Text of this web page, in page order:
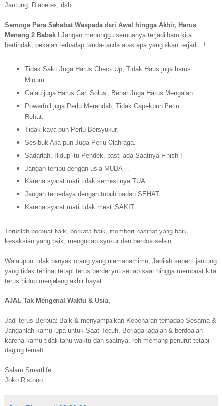
Jantung, Diabetes, dsb .
Semoga Para Sahabat Waspada dari Awal hingga Akhir, Harus
Menang 2 Babak ! Jangan menunggu semuanya terjadi baru kita
bertindak, pekalah terhadap tanda-tanda atas apa yang akan terjadi...!
Tidak Sakit Juga Harus Check Up, Tidak Haus juga harus
Minum.
Galau juga Harus Cari Solusi, Benar Juga Harus Mengalah.
Powerfull juga Perlu Merendah, Tidak Capekpun Perlu
Rehat.
Tidak kaya pun Perlu Bersyukur,
Sesibuk Apa pun Juga Perlu Olahraga.
Sadarlah, Hidup itu Pendek, pasti ada Saatnya Finish !
Jangan tertipu dengan usia MUDA…
Karena syarat mati tidak semestinya TUA…
Jangan terpedaya dengan tubuh badan SEHAT…
Karena syarat mati tidak mesti SAKIT.
Teruslah berbuat baik, berkata baik, memberi nasihat yang baik,
kesaksian yang baik, mengucap syukur dan berdoa selalu.
Walaupun tidak banyak orang yang memahamimu, Jadilah seperti jantung
yang tidak terlihat tetapi terus berdenyut setiap saat hingga membuat kita
terus hidup menjelang akhir hayat.
AJAL Tak Mengenal Waktu & Usia,
Jadi terus Berbuat Baik & menyampaikan Kebenaran terhadap Sesama &
Janganlah kamu lupa untuk Saat Teduh, Berjaga jagalah & berdoalah
karena kamu tidak tahu waktu dan saatnya, roh memang penurut tetapi
daging lemah.
Salam Smartlife
Joko Ristono